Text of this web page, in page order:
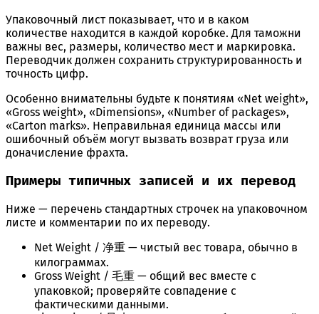
Упаковочный лист показывает, что и в каком
количестве находится в каждой коробке. Для таможни
важны вес, размеры, количество мест и маркировка.
Переводчик должен сохранить структурированность и
точность цифр.
Особенно внимательны будьте к понятиям «Net weight»,
«Gross weight», «Dimensions», «Number of packages»,
«Carton marks». Неправильная единица массы или
ошибочный объём могут вызвать возврат груза или
доначисление фрахта.
Примеры типичных записей и их перевод
Ниже — перечень стандартных строчек на упаковочном
листе и комментарии по их переводу.
Net Weight / 净重 — чистый вес товара, обычно в
килограммах.
Gross Weight / 毛重 — общий вес вместе с
упаковкой; проверяйте совпадение с
фактическими данными.